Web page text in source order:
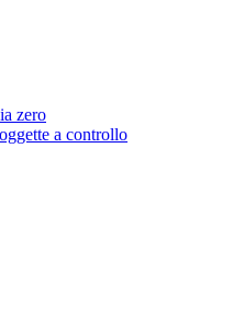
zero
a controllo